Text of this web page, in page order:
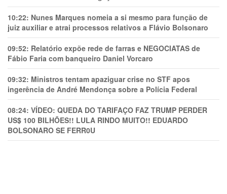
10:22: Nunes Marques nomeia a si mesmo para função de
juiz auxiliar e atrai processos relativos a Flávio Bolsonaro
09:52: Relatório expõe rede de farras e NEGOCIATAS de
Fábio Faria com banqueiro Daniel Vorcaro
09:32: Ministros tentam apaziguar crise no STF apos
ingerência de André Mendonça sobre a Polícia Federal
08:24: VÍDEO: QUEDA DO TARIFAÇO FAZ TRUMP PERDER
US$ 100 BILHÕES!! LULA RINDO MUITO!! EDUARDO
BOLSONARO SE FERR0U